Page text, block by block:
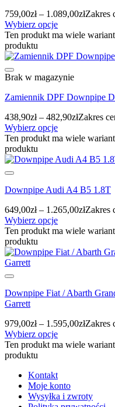
759,00zł – 1.089,00złZakres
Wybierz opcje
Ten produkt ma wiele
produktu
Brak w magazynie
Zamiennik DPF Downpipe
438,90zł – 482,90złZakres
Wybierz opcje
Ten produkt ma wiele
produktu
Downpipe Audi A4 B5 1.8T
649,00zł – 1.265,00złZakres
Wybierz opcje
Ten produkt ma wiele
produktu
Downpipe Fiat / Abarth
Garrett
979,00zł – 1.595,00złZakres
Wybierz opcje
Ten produkt ma wiele
produktu
Kontakt
Moje konto
Wysyłka i zwroty